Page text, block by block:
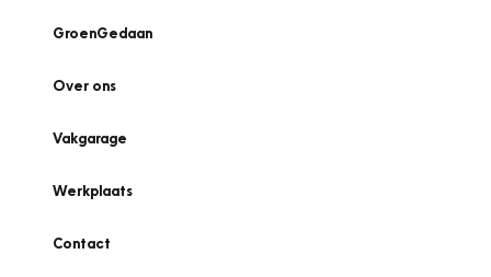
GroenGedaan
Over ons
Vakgarage
Werkplaats
Contact